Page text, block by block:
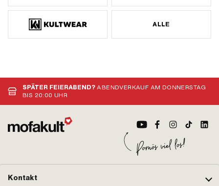
ALLE
SPÄTER FEIERABEND?ABENDVERKAUF AM DONNERSTAG
BIS 20:00 UHR
Kontakt